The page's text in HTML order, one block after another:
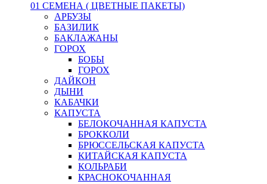
01 СЕМЕНА ( ЦВЕТНЫЕ ПАКЕТЫ)
АРБУЗЫ
БАЗИЛИК
БАКЛАЖАНЫ
ГОРОХ
БОБЫ
ГОРОХ
ДАЙКОН
ДЫНИ
КАБАЧКИ
КАПУСТА
БЕЛОКОЧАННАЯ КАПУСТА
БРОККОЛИ
БРЮССЕЛЬСКАЯ КАПУСТА
КИТАЙСКАЯ КАПУСТА
КОЛЬРАБИ
КРАСНОКОЧАННАЯ